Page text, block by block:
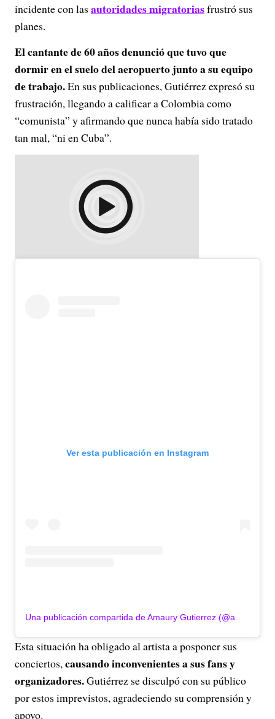
incidente con las autoridades migratoriasfrustró sus
planes.
El cantante de 60 años denunció que tuvo que
dormir en el suelo del aeropuerto junto a su equipo
de trabajo.En sus publicaciones, Gutiérrez expresó su
frustración, llegando a calificar a Colombia como
“comunista” y afirmando que nunca había sido tratado
tan mal, “ni en Cuba”.
Ver esta publicación en Instagram
Esta situación ha obligado al artista a posponer sus
conciertos,causando inconvenientes a sus fans y
organizadores.Gutiérrez se disculpó con su público
por estos imprevistos, agradeciendo su comprensión y
apoyo.